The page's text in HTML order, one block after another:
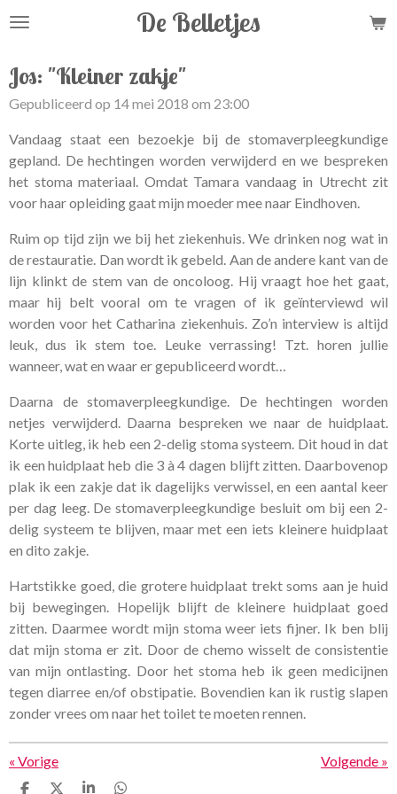
Ga
de
hoofdinhoud
De Belletjes
Jos: "Kleiner zakje"
Gepubliceerd op 14 mei 2018 om 23:00
Vandaag staat een bezoekje bij de stomaverpleegkundige
gepland. De hechtingen worden verwijderd en we bespreken
het stoma materiaal. Omdat Tamara vandaag in Utrecht zit
voor haar opleiding gaat mijn moeder mee naar Eindhoven.
Ruim op tijd zijn we bij het ziekenhuis. We drinken nog wat in
de restauratie. Dan wordt ik gebeld. Aan de andere kant van de
lijn klinkt de stem van de oncoloog. Hij vraagt hoe het gaat,
maar hij belt vooral om te vragen of ik geïnterviewd wil
worden voor het Catharina ziekenhuis. Zo’n interview is altijd
leuk, dus ik stem toe. Leuke verrassing! Tzt. horen jullie
wanneer, wat en waar er gepubliceerd wordt…
Daarna de stomaverpleegkundige. De hechtingen worden
netjes verwijderd. Daarna bespreken we naar de huidplaat.
Korte uitleg, ik heb een 2-delig stoma systeem. Dit houd in dat
ik een huidplaat heb die 3 à 4 dagen blijft zitten. Daarbovenop
plak ik een zakje dat ik dagelijks verwissel, en een aantal keer
per dag leeg. De stomaverpleegkundige besluit om bij een 2-
delig systeem te blijven, maar met een iets kleinere huidplaat
en dito zakje.
Hartstikke goed, die grotere huidplaat trekt soms aan je huid
bij bewegingen. Hopelijk blijft de kleinere huidplaat goed
zitten. Daarmee wordt mijn stoma weer iets fijner. Ik ben blij
dat mijn stoma er zit. Door de chemo wisselt de consistentie
van mijn ontlasting. Door het stoma heb ik geen medicijnen
tegen diarree en/of obstipatie. Bovendien kan ik rustig slapen
zonder vrees om naar het toilet te moeten rennen.
« Vorige Volgende »